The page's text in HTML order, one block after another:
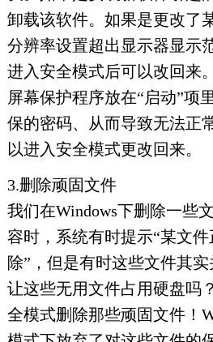
卸载该软件。如果是更改了
分辨率设置超出显示器显示
进入安全模式后可以改回来
屏幕保护程序放在“启动”项
保的密码、从而导致无法正
以进入安全模式更改回来。
3.删除顽固文件
我们在Windows下删除一些
容时，系统有时提示“某文
除”，但是有时这些文件其实
让这些无用文件占用硬盘吗
全模式删除那些顽固文件！